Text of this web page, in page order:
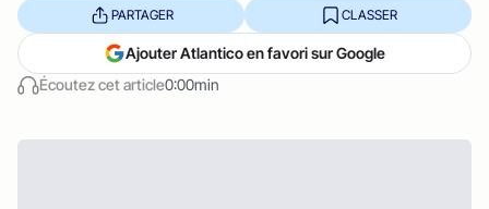
Écoutez cet article0:00min
PARTAGER CLASSER
Ajouter Atlantico en favori sur Google